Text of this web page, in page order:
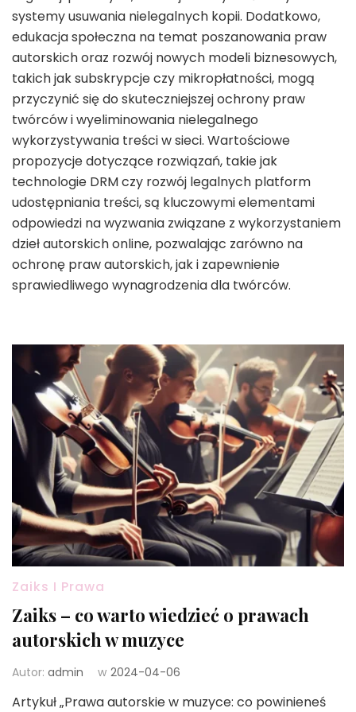
systemy usuwania nielegalnych kopii. Dodatkowo,
edukacja społeczna na temat poszanowania praw
autorskich oraz rozwój nowych modeli biznesowych,
takich jak subskrypcje czy mikropłatności, mogą
przyczynić się do skuteczniejszej ochrony praw
twórców i wyeliminowania nielegalnego
wykorzystywania treści w sieci. Wartościowe
propozycje dotyczące rozwiązań, takie jak
technologie DRM czy rozwój legalnych platform
udostępniania treści, są kluczowymi elementami
odpowiedzi na wyzwania związane z wykorzystaniem
dzieł autorskich online, pozwalając zarówno na
ochronę praw autorskich, jak i zapewnienie
sprawiedliwego wynagrodzenia dla twórców.
Zaiks I Prawa
Zaiks – co warto wiedzieć o prawach
autorskich w muzyce
Autor: admin w 2024-04-06
Artykuł „Prawa autorskie w muzyce: co powinieneś